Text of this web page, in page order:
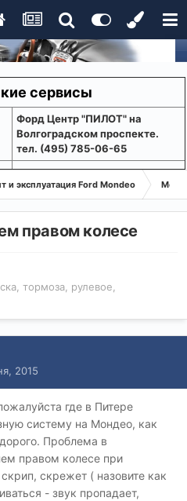
сервисы
Форд Центр "ПИЛОТ" на
Волгоградском проспекте.
тел. (495) 785-06-65
и эксплуатация Ford Mondeo
правом колесе
тормоза, рулевое,
2015
где в Питере
систему на Мондео, как
Проблема в
правом колесе при
скрежет ( назовите как
- звук пропадает,